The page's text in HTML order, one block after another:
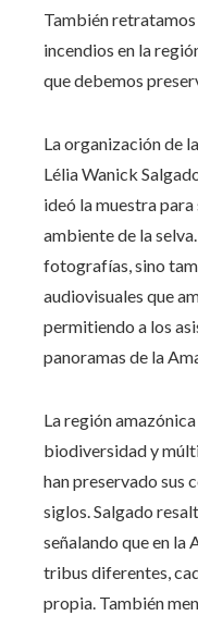
También
incendios en la
que debemos
La organización de
Lélia Wanick
ideó la muestra
ambiente de la
fotografías, sino
audiovisuales que
permitiendo a los
panoramas de la
La región
biodiversidad y
han preservado sus
siglos. Salgado
señalando que en la
tribus diferentes,
propia. También